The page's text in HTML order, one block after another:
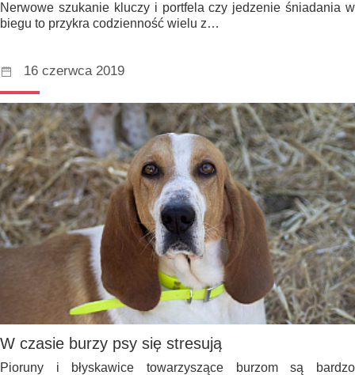
Nerwowe szukanie kluczy i portfela czy jedzenie śniadania w
biegu to przykra codzienność wielu z…
16 czerwca 2019
W czasie burzy psy się stresują
Pioruny i błyskawice towarzyszące burzom są bardzo